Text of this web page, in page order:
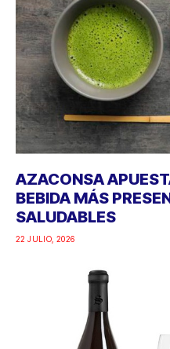
AZACONSA
BEBIDA MÁS
SALUDABLES
22 JULIO, 2026